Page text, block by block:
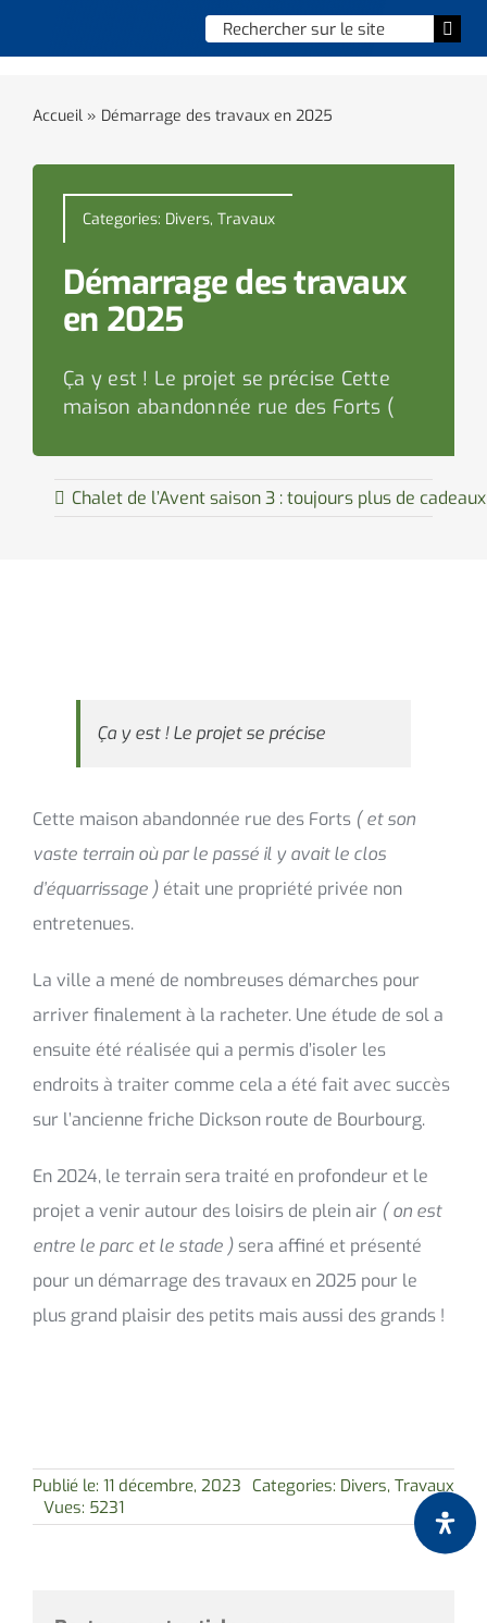
Chercher
:
Vie quotidienne
Enfance, jeunesse & sports
Culture et loisirs
Social & solidarité
Contacter le maire
Accueil» Démarrage des travaux en 2025
Categories: Divers, Travaux
Démarrage des travaux
en 2025
Ça y est ! Le projet se précise Cette
maison abandonnée rue des Forts (
Chalet de l’Avent saison 3 : toujours plus de
Ça y est ! Le projet se précise
Cette maison abandonnée rue des Forts( et son
vaste terrain où par le passé il y avait le clos
d’équarrissage )était une propriété privée non
entretenues.
La ville a mené de nombreuses démarches pour
arriver finalement à la racheter. Une étude de sol a
ensuite été réalisée qui a permis d’isoler les
endroits à traiter comme cela a été fait avec succès
sur l’ancienne friche Dickson route de Bourbourg.
En 2024, le terrain sera traité en profondeur et le
projet a venir autour des loisirs de plein air ( on est
entre le parc et le stade )sera affiné et présenté
pour un démarrage des travaux en 2025 pour le
plus grand plaisir des petits mais aussi des grands !
Publié le: 11 décembre, 2023 Categories: Divers, Travaux
Vues: 5231